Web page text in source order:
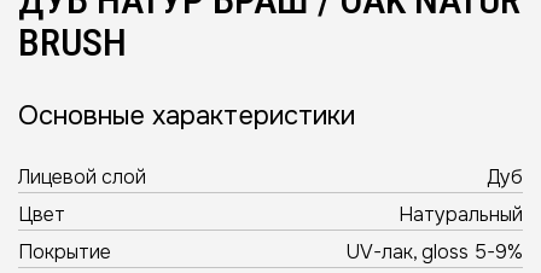
BRUSH
Основные характеристики
Лицевой слой
Дуб
Цвет
Натуральный
Покрытие
UV-лак, gloss 5-9%